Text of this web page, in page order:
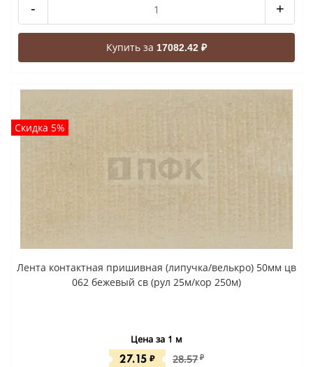
- +
Купить за 17082.42 ₽
Скидка 5%
Лента контактная пришивная (липучка/велькро) 50мм цв
062 бежевый св (рул 25м/кор 250м)
Цена за 1 м
27.15 ₽ 28.57 ₽